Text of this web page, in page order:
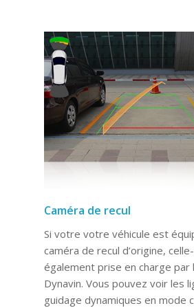
Caméra de recul
Si votre votre véhicule est
caméra de recul d’origine,
également prise en charge par
Dynavin. Vous pouvez voir les
guidage dynamiques en mode